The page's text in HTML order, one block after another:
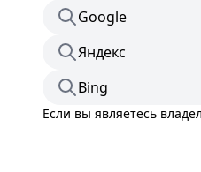
Google
Яндекс
Bing
Если вы являетесь